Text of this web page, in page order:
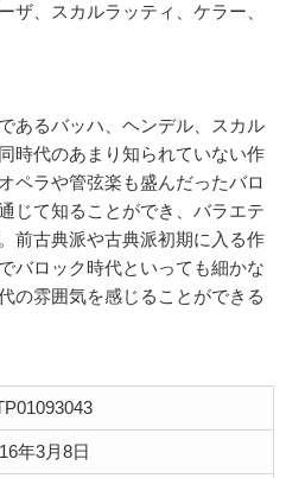
ザ、スカルラッティ、ケラー、
あるバッハ、ヘンデル、スカル
時代のあまり知られていない作
ペラや管弦楽も盛んだったバロ
じて知ることができ、バラエテ
前古典派や古典派初期に入る作
バロック時代といっても細かな
の雰囲気を感じることができる
年3月8日